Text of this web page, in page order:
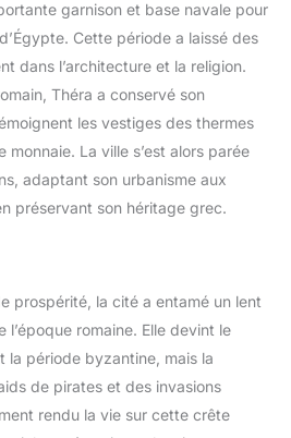
garnison et base navale pour
Cette période a laissé des
dans l’architecture et la religion.
Théra a conservé son
les vestiges des thermes
monnaie. La ville s’est alors parée
adaptant son urbanisme aux
préservant son héritage grec.
prospérité, la cité a entamé un lent
romaine. Elle devint le
la période byzantine, mais la
de pirates et des invasions
rendu la vie sur cette crête